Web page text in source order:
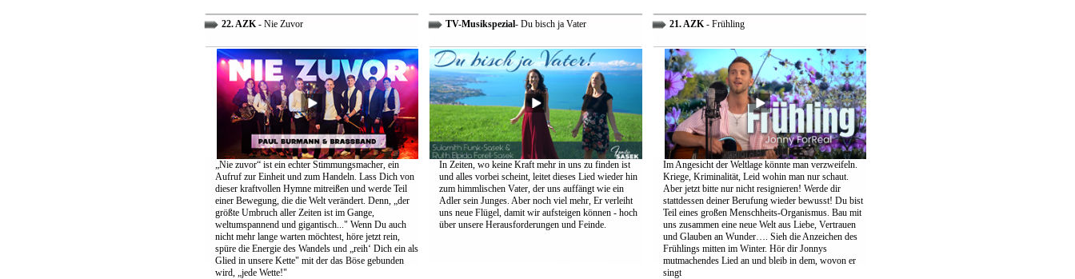
22. AZK- Nie Zuvor
„Nie zuvor“ ist ein echter Stimmungsmacher, ein
Aufruf zur Einheit und zum Handeln. Lass Dich von
dieser kraftvollen Hymne mitreißen und werde Teil
einer Bewegung, die die Welt verändert. Denn, „der
größte Umbruch aller Zeiten ist im Gange,
weltumspannend und gigantisch..." Wenn Du auch
nicht mehr lange warten möchtest, höre jetzt rein,
spüre die Energie des Wandels und „reih‘ Dich ein als
Glied in unsere Kette" mit der das Böse gebunden
wird, „jede Wette!"
TV-Musikspezial- Du bisch ja Vater
In Zeiten, wo keine Kraft mehr in uns zu finden ist
und alles vorbei scheint, leitet dieses Lied wieder hin
zum himmlischen Vater, der uns auffängt wie ein
Adler sein Junges. Aber noch viel mehr, Er verleiht
uns neue Flügel, damit wir aufsteigen können - hoch
über unsere Herausforderungen und Feinde.
21. AZK- Frühling
Im Angesicht der Weltlage könnte man verzweifeln.
Kriege, Kriminalität, Leid wohin man nur schaut.
Aber jetzt bitte nur nicht resignieren! Werde dir
stattdessen deiner Berufung wieder bewusst! Du bist
Teil eines großen Menschheits-Organismus. Bau mit
uns zusammen eine neue Welt aus Liebe, Vertrauen
und Glauben an Wunder…. Sieh die Anzeichen des
Frühlings mitten im Winter. Hör dir Jonnys
mutmachendes Lied an und bleib in dem, wovon er
singt